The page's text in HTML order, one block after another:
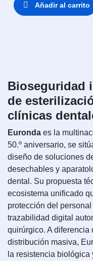
Añadir al carrito
Bioseguridad
de
clínicas
Euronda es la
50.º aniversario, se
diseño de soluciones
desechables y
dental. Su propuesta
ecosistema unificado
protección del
trazabilidad digital
quirúrgico. A diferencia
distribución masiva,
la resistencia